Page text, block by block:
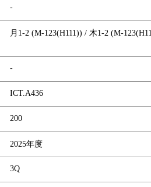
-
月1-2 (M-123(H111)) / 木1-2 (M-
-
ICT.A436
200
2025年度
3Q